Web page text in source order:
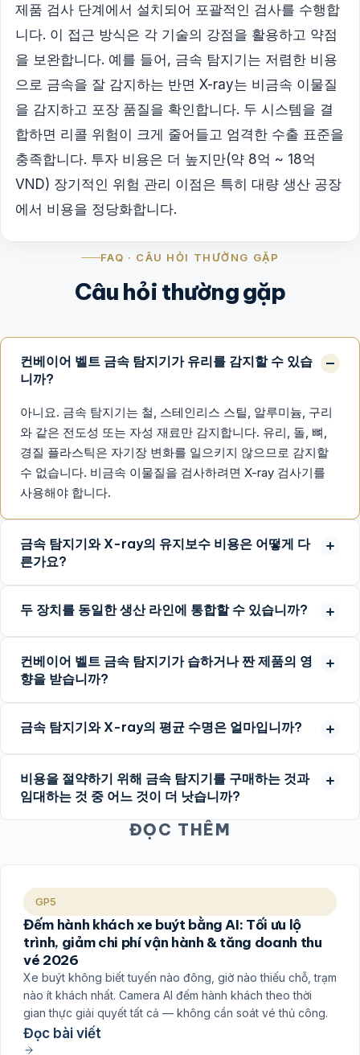
제품 검사 단계에서 설치되어 포괄적인 검사를 수행합
니다. 이 접근 방식은 각 기술의 강점을 활용하고 약점
을 보완합니다. 예를 들어, 금속 탐지기는 저렴한 비용
으로 금속을 잘 감지하는 반면 X-ray는 비금속 이물질
을 감지하고 포장 품질을 확인합니다. 두 시스템을 결
합하면 리콜 위험이 크게 줄어들고 엄격한 수출 표준을
충족합니다. 투자 비용은 더 높지만(약 8억 ~ 18억
VND) 장기적인 위험 관리 이점은 특히 대량 생산 공장
에서 비용을 정당화합니다.
FAQ · CÂU HỎI THƯỜNG GẶP
Câu hỏi thường gặp
컨베이어 벨트 금속 탐지기가 유리를 감지할 수 있습
니까?
아니요. 금속 탐지기는 철, 스테인리스 스틸, 알루미늄, 구리
와 같은 전도성 또는 자성 재료만 감지합니다. 유리, 돌, 뼈,
경질 플라스틱은 자기장 변화를 일으키지 않으므로 감지할
수 없습니다. 비금속 이물질을 검사하려면 X-ray 검사기를
사용해야 합니다.
금속 탐지기와 X-ray의 유지보수 비용은 어떻게 다
른가요?
두 장치를 동일한 생산 라인에 통합할 수 있습니까?
컨베이어 벨트 금속 탐지기가 습하거나 짠 제품의 영
향을 받습니까?
금속 탐지기와 X-ray의 평균 수명은 얼마입니까?
비용을 절약하기 위해 금속 탐지기를 구매하는 것과
임대하는 것 중 어느 것이 더 낫습니까?
ĐỌC THÊM
GP5
Đếm hành khách xe buýt bằng AI: Tối ưu lộ
trình, giảm chi phí vận hành & tăng doanh thu
vé 2026
Xe buýt không biết tuyến nào đông, giờ nào thiếu chỗ, trạm
nào ít khách nhất. Camera AI đếm hành khách theo thời
gian thực giải quyết tất cả — không cần soát vé thủ công.
Đọc bài viết